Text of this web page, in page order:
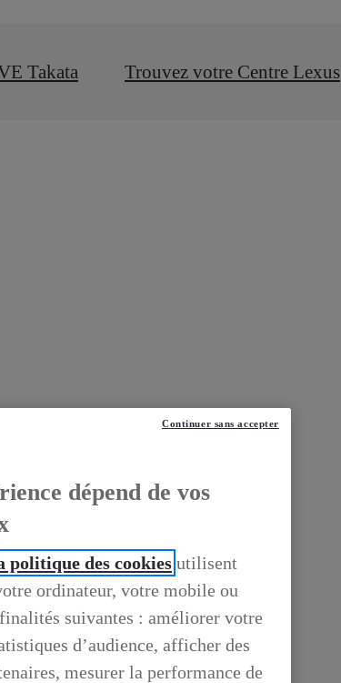
Takata Trouvez votre Centre Lexus
dépend de vos
politique des cookies utilisent
ordinateur, votre mobile ou
suivantes : améliorer votre
d’audience, afficher des
mesurer la performance de
Continuer sans accepter